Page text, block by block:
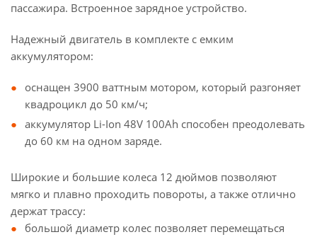
пассажира. Встроенное зарядное устройство.
Надежный двигатель в комплекте с емким
аккумулятором:
оснащен 3900 ваттным мотором, который разгоняет
квадроцикл до 50 км/ч;
аккумулятор Li-Ion 48V 100Ah способен преодолевать
до 60 км на одном заряде.
Широкие и большие колеса 12 дюймов позволяют
мягко и плавно проходить повороты, а также отлично
держат трассу:
большой диаметр колес позволяет перемещаться